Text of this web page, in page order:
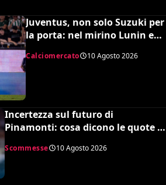
Juventus, non solo Suzuki per
la porta: nel mirino Lunin e
Calciomercato 10 Agosto 2026
Incertezza sul futuro di
Pinamonti: cosa dicono le quote e
Scommesse 10 Agosto 2026